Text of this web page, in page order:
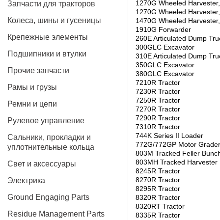
Запчасти для тракторов
Колеса, шины и гусеницы
Крепежные элементы
Подшипники и втулки
Прочие запчасти
Рамы и грузы
Ремни и цепи
Рулевое управление
Сальники, прокладки и
уплотнительные кольца
Свет и аксессуары
Электрика
Ground Engaging Parts
Residue Management Parts
1270G Wheeled
1270G Wheeled
1470G Wheeled Harvester,
1910G Forwarder
260E Articulated Dump
300GLC Excavator
310E Articulated Dump
350GLC Excavator
380GLC Excavator
7210R Tractor
7230R Tractor
7250R Tractor
7270R Tractor
7290R Tractor
7310R Tractor
744K Series II Loader
772G/772GP Motor Grader
803M Tracked Feller
803MH Tracked Harvester
8245R Tractor
8270R Tractor
8295R Tractor
8320R Tractor
8320RT Tractor
8335R Tractor